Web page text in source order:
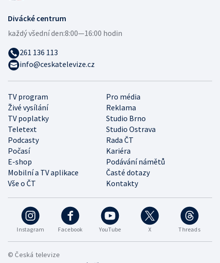
Instagram Facebook YouTube X Threads
TV program
Pro média
Živé vysílání
Reklama
TV poplatky
Studio Brno
Teletext
Studio Ostrava
Podcasty
Rada ČT
Počasí
Kariéra
E-shop
Podávání námětů
Mobilní a TV aplikace
Časté dotazy
Vše o ČT
Kontakty
Divácké centrum
každý všední den:8:00—16:00 hodin
261 136 113
info@ceskatelevize.cz
© Česká televize